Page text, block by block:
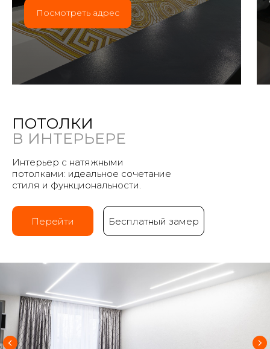
Посмотреть адрес
ПОТОЛКИ
В ИНТЕРЬЕРЕ
Интерьер с натяжными
потолками: идеальное сочетание
стиля и функциональности.
Перейти Бесплатный замер